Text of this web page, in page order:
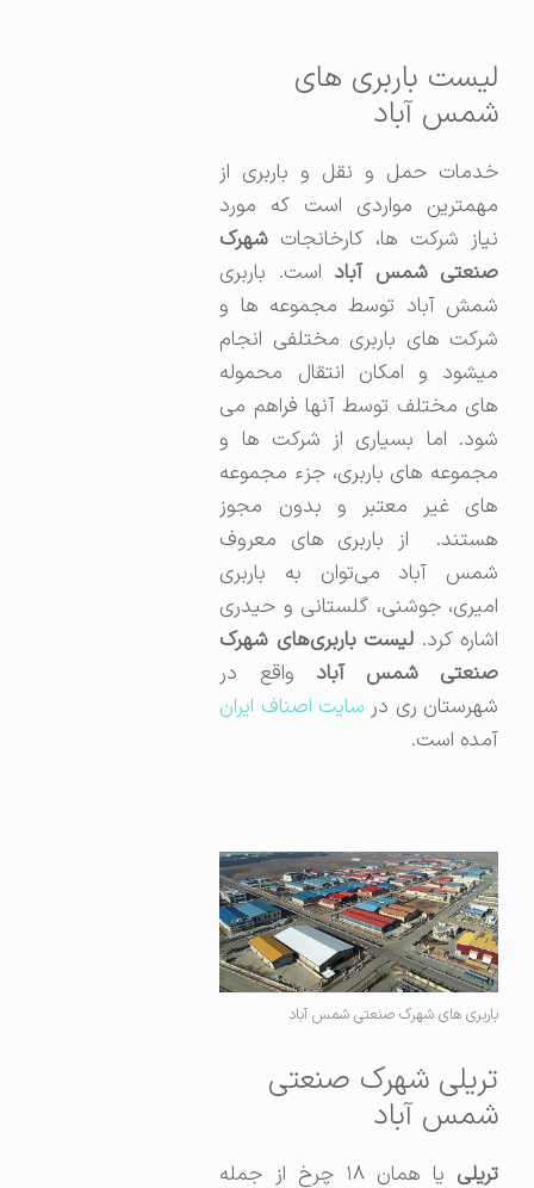
لیست باربری های
شمس آباد
خدمات حمل و نقل و باربری از
مهمترین مواردی است که مورد
نیاز شرکت ها، کارخانجاتشهرک
صنعتی شمس آباد است. باربری
شمش آباد توسط مجموعه ها و
شرکت های باربری مختلفی انجام
میشود و امکان انتقال محموله
های مختلف توسط آنها فراهم می
شود. اما بسیاری از شرکت ها و
مجموعه های باربری، جزء مجموعه
های غیر معتبر و بدون مجوز
هستند. از باربری های معروف
شمس آباد می‌توان به باربری
امیری، جوشنی، گلستانی و حیدری
اشاره کرد. لیست باربری‌های شهرک
صنعتی شمس آباد
واقع در
شهرستان ری درسایت اصناف ایران
آمده است.
باربری های شهرک صنعتی شمس آباد
تریلی شهرک صنعتی
شمس آباد
تریلی یا همان ۱۸ چرخ از جمله